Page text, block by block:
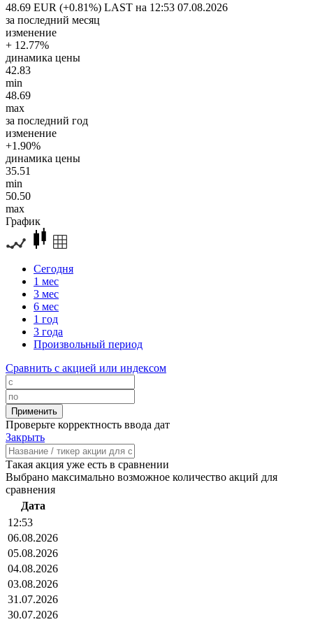
48.69 EUR (+0.81%) LAST на 12:53 07.08.2026
за последний месяц
изменение
+ 12.77%
динамика цены
42.83
min
48.69
max
за последний год
изменение
+1.90%
динамика цены
35.51
min
50.50
max
График
Сегодня
1 мес
3 мес
6 мес
1 год
3 года
Произвольный период
Сравнить с акцией или индексом
Проверьте корректность ввода дат
Закрыть
Такая акция уже есть в сравнении
Выбрано максимально возможное количество акций для
сравнения
Дата
12:53
06.08.2026
05.08.2026
04.08.2026
03.08.2026
31.07.2026
30.07.2026